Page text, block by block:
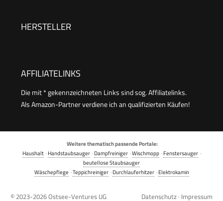
HERSTELLER
AFFILIATELINKS
Die mit * gekennzeichneten Links sind sog. Affiliatelinks.
Als Amazon-Partner verdiene ich an qualifizierten Käufen!
Weitere thematisch passende Portale:
Haushalt·Handstaubsauger·Dampfreiniger·Wischmopp·Fenstersauger·
beutellose Staubsauger
Wäschepflege ·Teppichreiniger·Durchlauferhitzer·Elektrokamin
© 2023-2026Ostsee-Ventures UG Datenschutz · Impressum